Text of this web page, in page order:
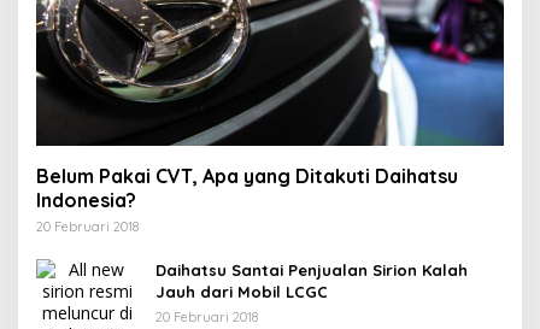
Belum Pakai CVT, Apa yang Ditakuti Daihatsu
Indonesia?
20 Februari 2018
Daihatsu Santai Penjualan Sirion Kalah
Jauh dari Mobil LCGC
20 Februari 2018